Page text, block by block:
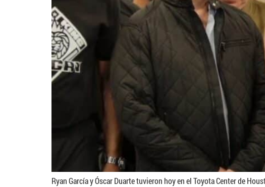
Ryan García y Óscar Duarte tuvieron hoy en el Toyota Center de